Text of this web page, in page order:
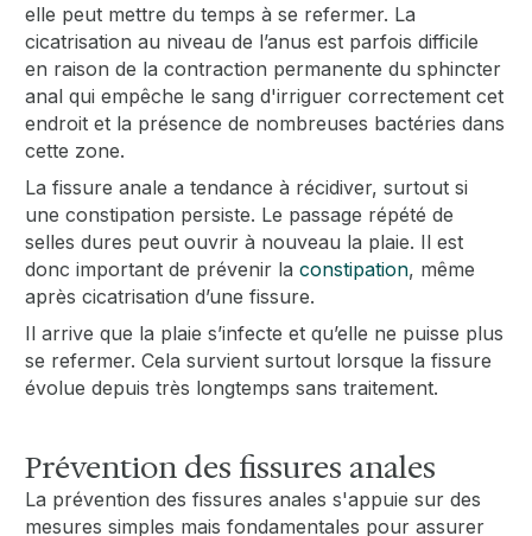
elle peut mettre du temps à se refermer. La
cicatrisation au niveau de l’anus est parfois difficile
en raison de la contraction permanente du sphincter
anal qui empêche le sang d'irriguer correctement cet
endroit et la présence de nombreuses bactéries dans
cette zone.
La fissure anale a tendance à récidiver, surtout si
une constipation persiste. Le passage répété de
selles dures peut ouvrir à nouveau la plaie. Il est
donc important de prévenir laconstipation, même
après cicatrisation d’une fissure.
Il arrive que la plaie s’infecte et qu’elle ne puisse plus
se refermer. Cela survient surtout lorsque la fissure
évolue depuis très longtemps sans traitement.
Prévention des fissures anales
La prévention des fissures anales s'appuie sur des
mesures simples mais fondamentales pour assurer